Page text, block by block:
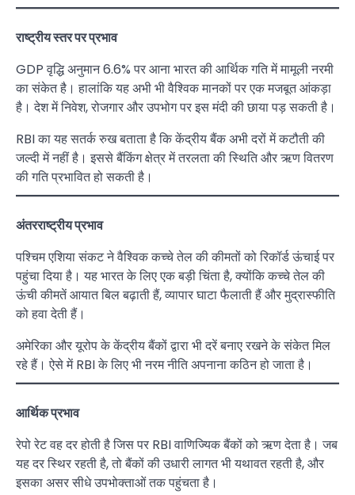
राष्ट्रीय स्तर पर प्रभाव
GDP वृद्धि अनुमान 6.6% पर आना भारत की आर्थिक गति में मामूली नरमी
का संकेत है। हालांकि यह अभी भी वैश्विक मानकों पर एक मजबूत आंकड़ा
है। देश में निवेश, रोजगार और उपभोग पर इस मंदी की छाया पड़ सकती है।
RBI का यह सतर्क रुख बताता है कि केंद्रीय बैंक अभी दरों में कटौती की
जल्दी में नहीं है। इससे बैंकिंग क्षेत्र में तरलता की स्थिति और ऋण वितरण
की गति प्रभावित हो सकती है।
अंतरराष्ट्रीय प्रभाव
पश्चिम एशिया संकट ने वैश्विक कच्चे तेल की कीमतों को रिकॉर्ड ऊंचाई पर
पहुंचा दिया है। यह भारत के लिए एक बड़ी चिंता है, क्योंकि कच्चे तेल की
ऊंची कीमतें आयात बिल बढ़ाती हैं, व्यापार घाटा फैलाती हैं और मुद्रास्फीति
को हवा देती हैं।
अमेरिका और यूरोप के केंद्रीय बैंकों द्वारा भी दरें बनाए रखने के संकेत मिल
रहे हैं। ऐसे में RBI के लिए भी नरम नीति अपनाना कठिन हो जाता है।
आर्थिक प्रभाव
रेपो रेट वह दर होती है जिस पर RBI वाणिज्यिक बैंकों को ऋण देता है। जब
यह दर स्थिर रहती है, तो बैंकों की उधारी लागत भी यथावत रहती है, और
इसका असर सीधे उपभोक्ताओं तक पहुंचता है।